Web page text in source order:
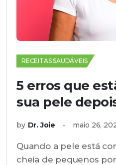
RECEITAS SAUDÁVEIS
5 erros que
sua pele
by Dr. Joie maio 26,
Quando a pele está
cheia de pequenos